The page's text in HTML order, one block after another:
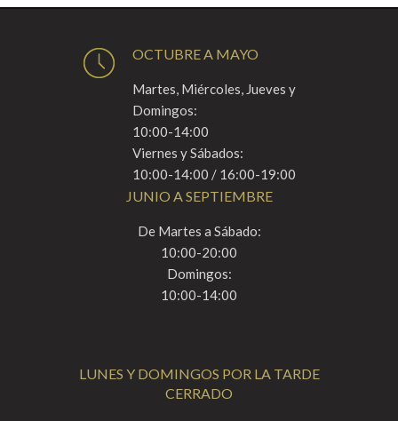
OCTUBRE A MAYO
Martes, Miércoles, Jueves y
Domingos:
10:00-14:00
Viernes y Sábados:
10:00-14:00 / 16:00-19:00
JUNIO A SEPTIEMBRE
De Martes a Sábado:
10:00-20:00
Domingos:
10:00-14:00
LUNES Y DOMINGOS POR LA TARDE
CERRADO